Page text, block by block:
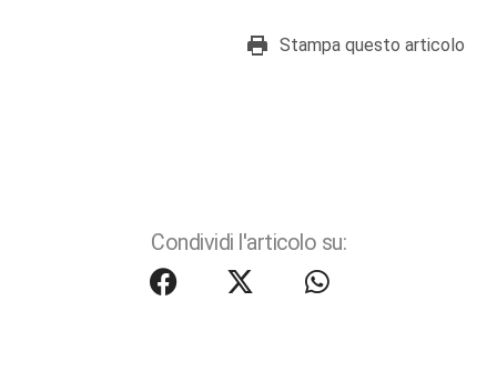
Stampa questo articolo
Condividi l'articolo su: